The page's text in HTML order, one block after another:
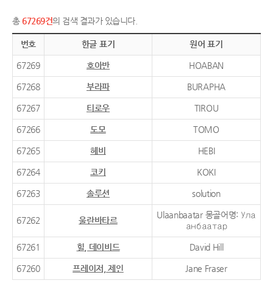
총 67269건의 검색 결과가 있습니다.
번호 한글 표기 원어 표기
67269 호아반 HOABAN
67268 부라파 BURAPHA
67267 티로우 TIROU
67266 도모 TOMO
67265 헤비 HEBI
67264 코키 KOKI
67263 솔루션 solution
67262 울란바타르
Ulaanbaatar 몽골어명: Ула
анбаатар
67261 힐, 데이비드 David Hill
67260 프레이저, 제인 Jane Fraser